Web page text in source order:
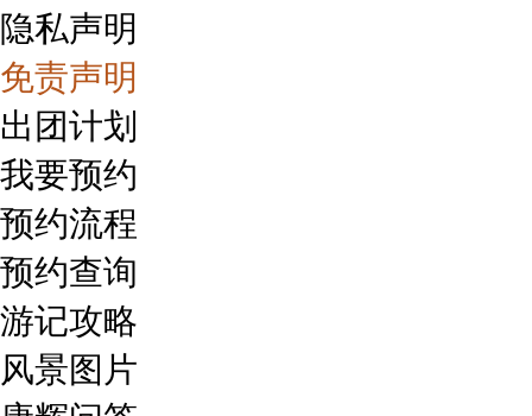
隐私声明
免责声明
出团计划
我要预约
预约流程
预约查询
游记攻略
风景图片